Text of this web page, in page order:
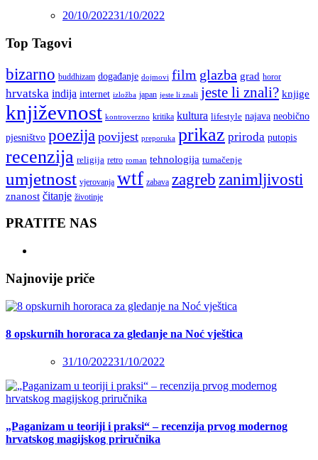
20/10/202231/10/2022
Top Tagovi
bizarno buddhizam događanje dojmovi film glazba grad horor
hrvatska indija internet izložba japan jeste li znali jeste li znali? knjige
književnost kontroverzno kritika kultura lifestyle najava neobično
pjesništvo poezija povijest preporuka prikaz priroda putopis
recenzija religija retro roman tehnologija tumačenje
umjetnost vjerovanja wtf zabava zagreb zanimljivosti
znanost čitanje životinje
PRATITE NAS
Najnovije priče
8 opskurnih hororaca za gledanje na Noć vještica
31/10/202231/10/2022
„Paganizam u teoriji i praksi“ – recenzija prvog modernog
hrvatskog magijskog priručnika